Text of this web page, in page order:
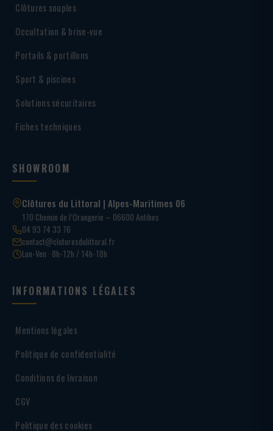
Clôtures souples
Occultation & brise-vue
Portails & portillons
Sport & piscines
Solutions sécuritaires
Fiches techniques
SHOWROOM
Clôtures du Littoral | Alpes-Maritimes 06
170 Chemin de l’Orangerie – 06600 Antibes
04 93 74 33 76
contact@cloturesdulittoral.fr
Lun-Ven · 8h-12h / 14h-18h
INFORMATIONS LÉGALES
Mentions légales
Politique de confidentialité
Conditions de livraison
CGV
Politique des cookies